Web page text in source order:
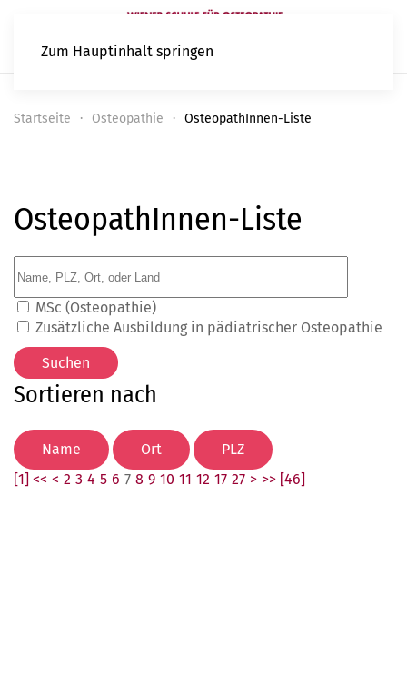
Zum Hauptinhalt springen
Startseite Osteopathie OsteopathInnen-Liste
OsteopathInnen-Liste
MSc (Osteopathie)
Zusätzliche Ausbildung in pädiatrischer Osteopathie
Sortieren nach
[1] << < 2 3 4 5 6 7 8 9 10 11 12 17 27 > >> [46]